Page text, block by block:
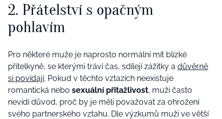
2. Přátelství s opačným
pohlavím
Pro některé muže je naprosto normální mít blízké
přítelkyně, se kterými tráví čas, sdílejí zážitky a důvěrně
si povídají. Pokud v těchto vztazích neexistuje
romantická nebo sexuální přitažlivost, muži často
nevidí důvod, proč by je měli považovat za ohrožení
svého partnerského vztahu. Dle výzkumů muži ve větší